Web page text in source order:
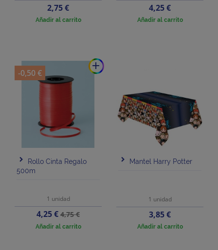
Precio
2,75 €
Añadir al carrito
Precio
4,25 €
Añadir al carrito
add
Rollo Cinta Regalo
500m
1 unidad
Precio
4,25 €Precio
base
4,75 €
Añadir al carrito
-0,50 €
Mantel Harry Potter
1 unidad
Precio
3,85 €
Añadir al carrito